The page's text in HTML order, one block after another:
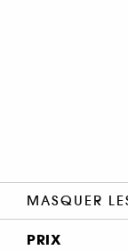
MASQUER
PRIX